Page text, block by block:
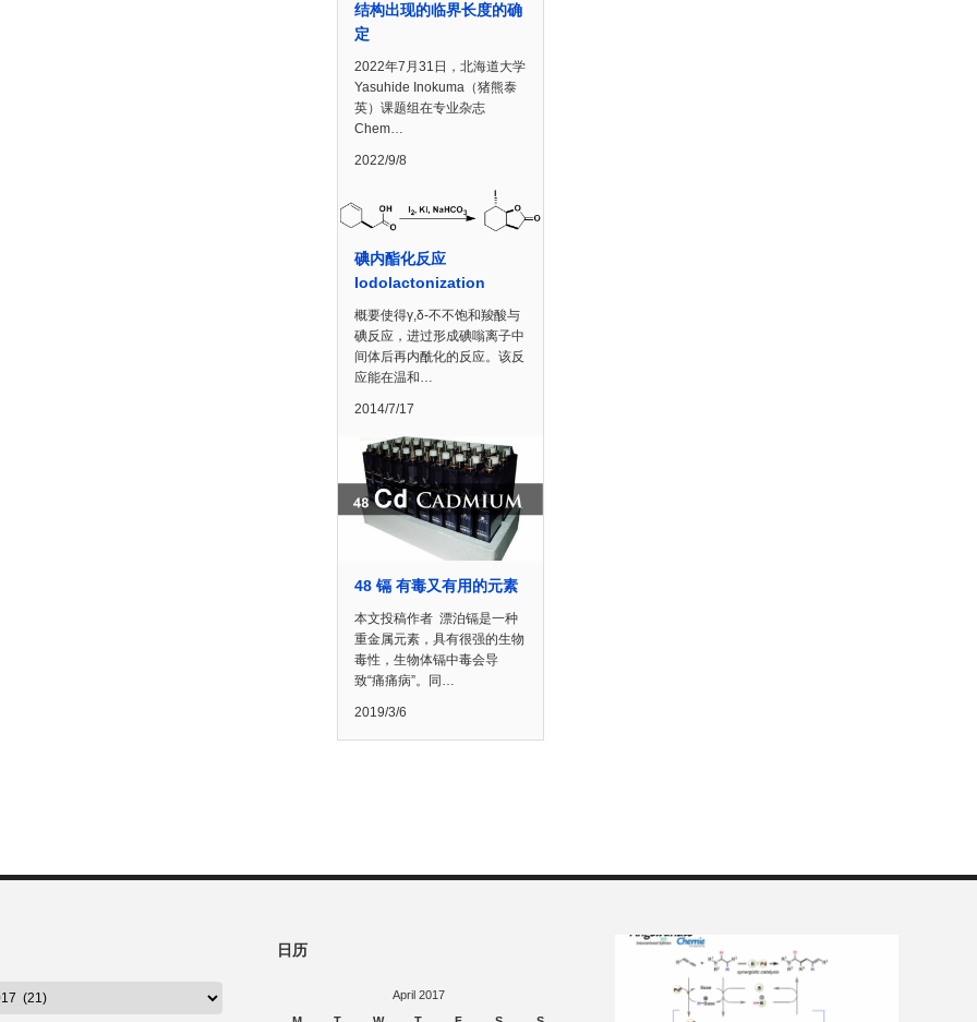
结构出现的临界长度的确
定
2022年7月31日，北海道大学
Yasuhide Inokuma（猪熊泰
英）课题组在专业杂志
Chem…
2022/9/8
碘内酯化反应
Iodolactonization
概要使得γ,δ-不不饱和羧酸与
碘反应，进过形成碘嗡离子中
间体后再内酰化的反应。该反
应能在温和…
2014/7/17
48 镉 有毒又有用的元素
本文投稿作者 漂泊镉是一种
重金属元素，具有很强的生物
毒性，生物体镉中毒会导
致“痛痛病”。同…
2019/3/6
日历
April 2017